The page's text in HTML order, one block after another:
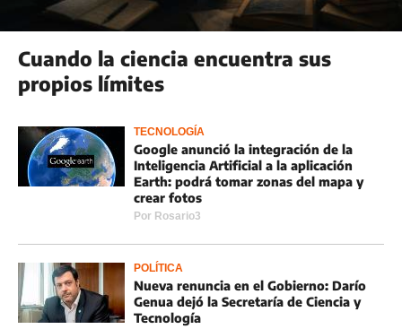
Cuando la ciencia encuentra sus
propios límites
TECNOLOGÍA
Google anunció la integración de la
Inteligencia Artificial a la aplicación
Earth: podrá tomar zonas del mapa y
crear fotos
Por Rosario3
POLÍTICA
Nueva renuncia en el Gobierno: Darío
Genua dejó la Secretaría de Ciencia y
Tecnología